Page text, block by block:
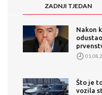
ZADNJI TJEDAN
Nakon
Što je
vozila